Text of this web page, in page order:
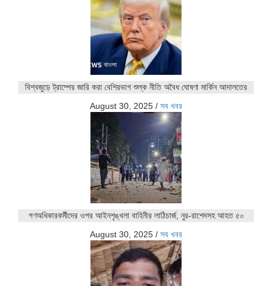
বিশ্বজুড়ে ট্রাম্পের জারি করা বেশিরভাগ শুল্ক নীতি অবৈধ ঘোষণা মার্কিন আদালতের
August 30, 2025 / সব খবর
গণঅধিকারকর্মীদের ওপর আইনশৃঙ্খলা বাহিনীর লাঠিচার্জ, নুর-রাশেদসহ আহত ৫০
August 30, 2025 / সব খবর